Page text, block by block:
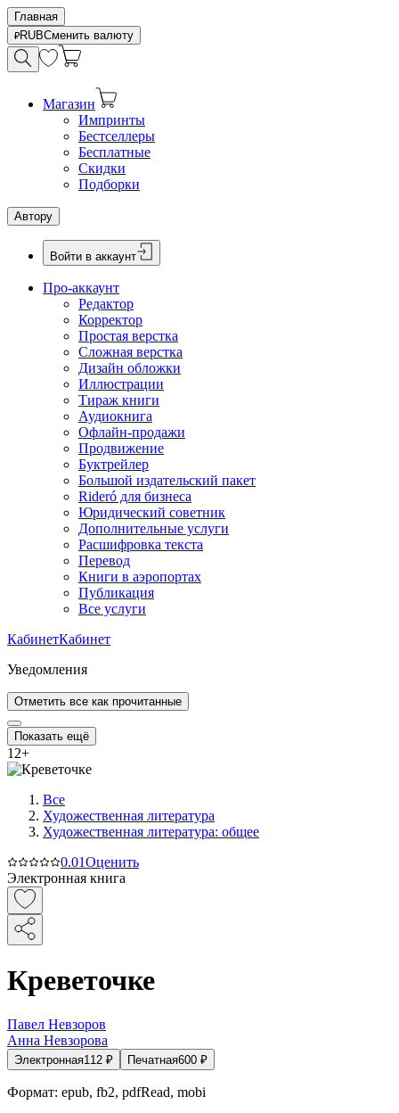
Главная
RUBСменить валюту
Магазин
Импринты
Бестселлеры
Бесплатные
Скидки
Подборки
Автору
Войти в аккаунт
Про-аккаунт
Редактор
Корректор
Простая верстка
Сложная верстка
Дизайн обложки
Иллюстрации
Тираж книги
Аудиокнига
Офлайн-продажи
Продвижение
Буктрейлер
Большой издательский пакет
Rideró для бизнеса
Юридический советник
Дополнительные услуги
Расшифровка текста
Перевод
Книги в аэропортах
Публикация
Все услуги
КабинетКабинет
Уведомления
Отметить все как прочитанные
Показать ещё
12+
Все
Художественная литература
Художественная литература: общее
0.01Оценить
Электронная книга
Креветочке
Павел Невзоров
Анна Невзорова
Электронная112 ₽ Печатная600 ₽
Формат: epub, fb2, pdfRead, mobi